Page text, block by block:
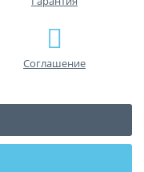
Соглашение